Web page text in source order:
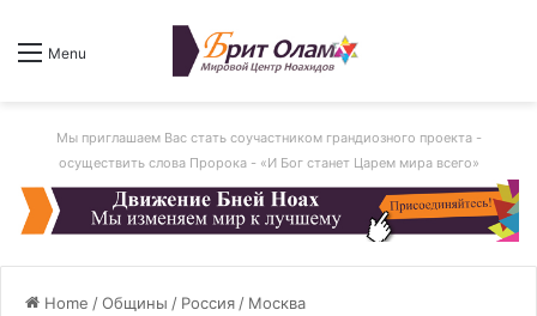
Menu
Мы приглашаем Вас стать соучастником грандиозного проекта -
осуществить слова Пророка - «И Бог станет Царем мира всего»
Home /Общины / Россия / Москва